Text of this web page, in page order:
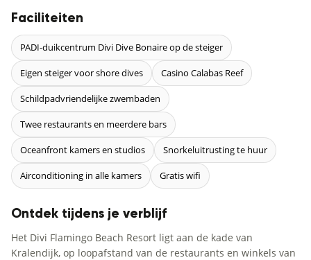
Faciliteiten
PADI-duikcentrum Divi Dive Bonaire op de steiger
Eigen steiger voor shore dives Casino Calabas Reef
Schildpadvriendelijke zwembaden
Twee restaurants en meerdere bars
Oceanfront kamers en studios Snorkeluitrusting te huur
Airconditioning in alle kamers Gratis wifi
Ontdek tijdens je verblijf
Het Divi Flamingo Beach Resort ligt aan de kade van
Kralendijk, op loopafstand van de restaurants en winkels van